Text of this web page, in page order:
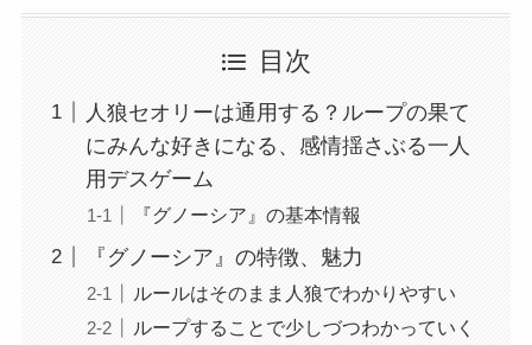
目次
人狼セオリーは通用する？ループの果て
にみんな好きになる、感情揺さぶる一人
用デスゲーム
『グノーシア』の基本情報
『グノーシア』の特徴、魅力
ルールはそのまま人狼でわかりやすい
ループすることで少しづつわかっていく